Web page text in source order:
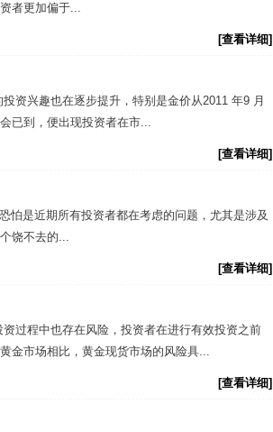
者更加偏于...
[查看详细]
资兴趣也在逐步提升，特别是金价从2011 年9 月
已到，便出现投资者在市...
[查看详细]
是近期所有投资者都在考虑的问题，尤其是涉及
饶不去的...
[查看详细]
过程中也存在风险，投资者在进行有效投资之前
金市场相比，黄金现货市场的风险具...
[查看详细]